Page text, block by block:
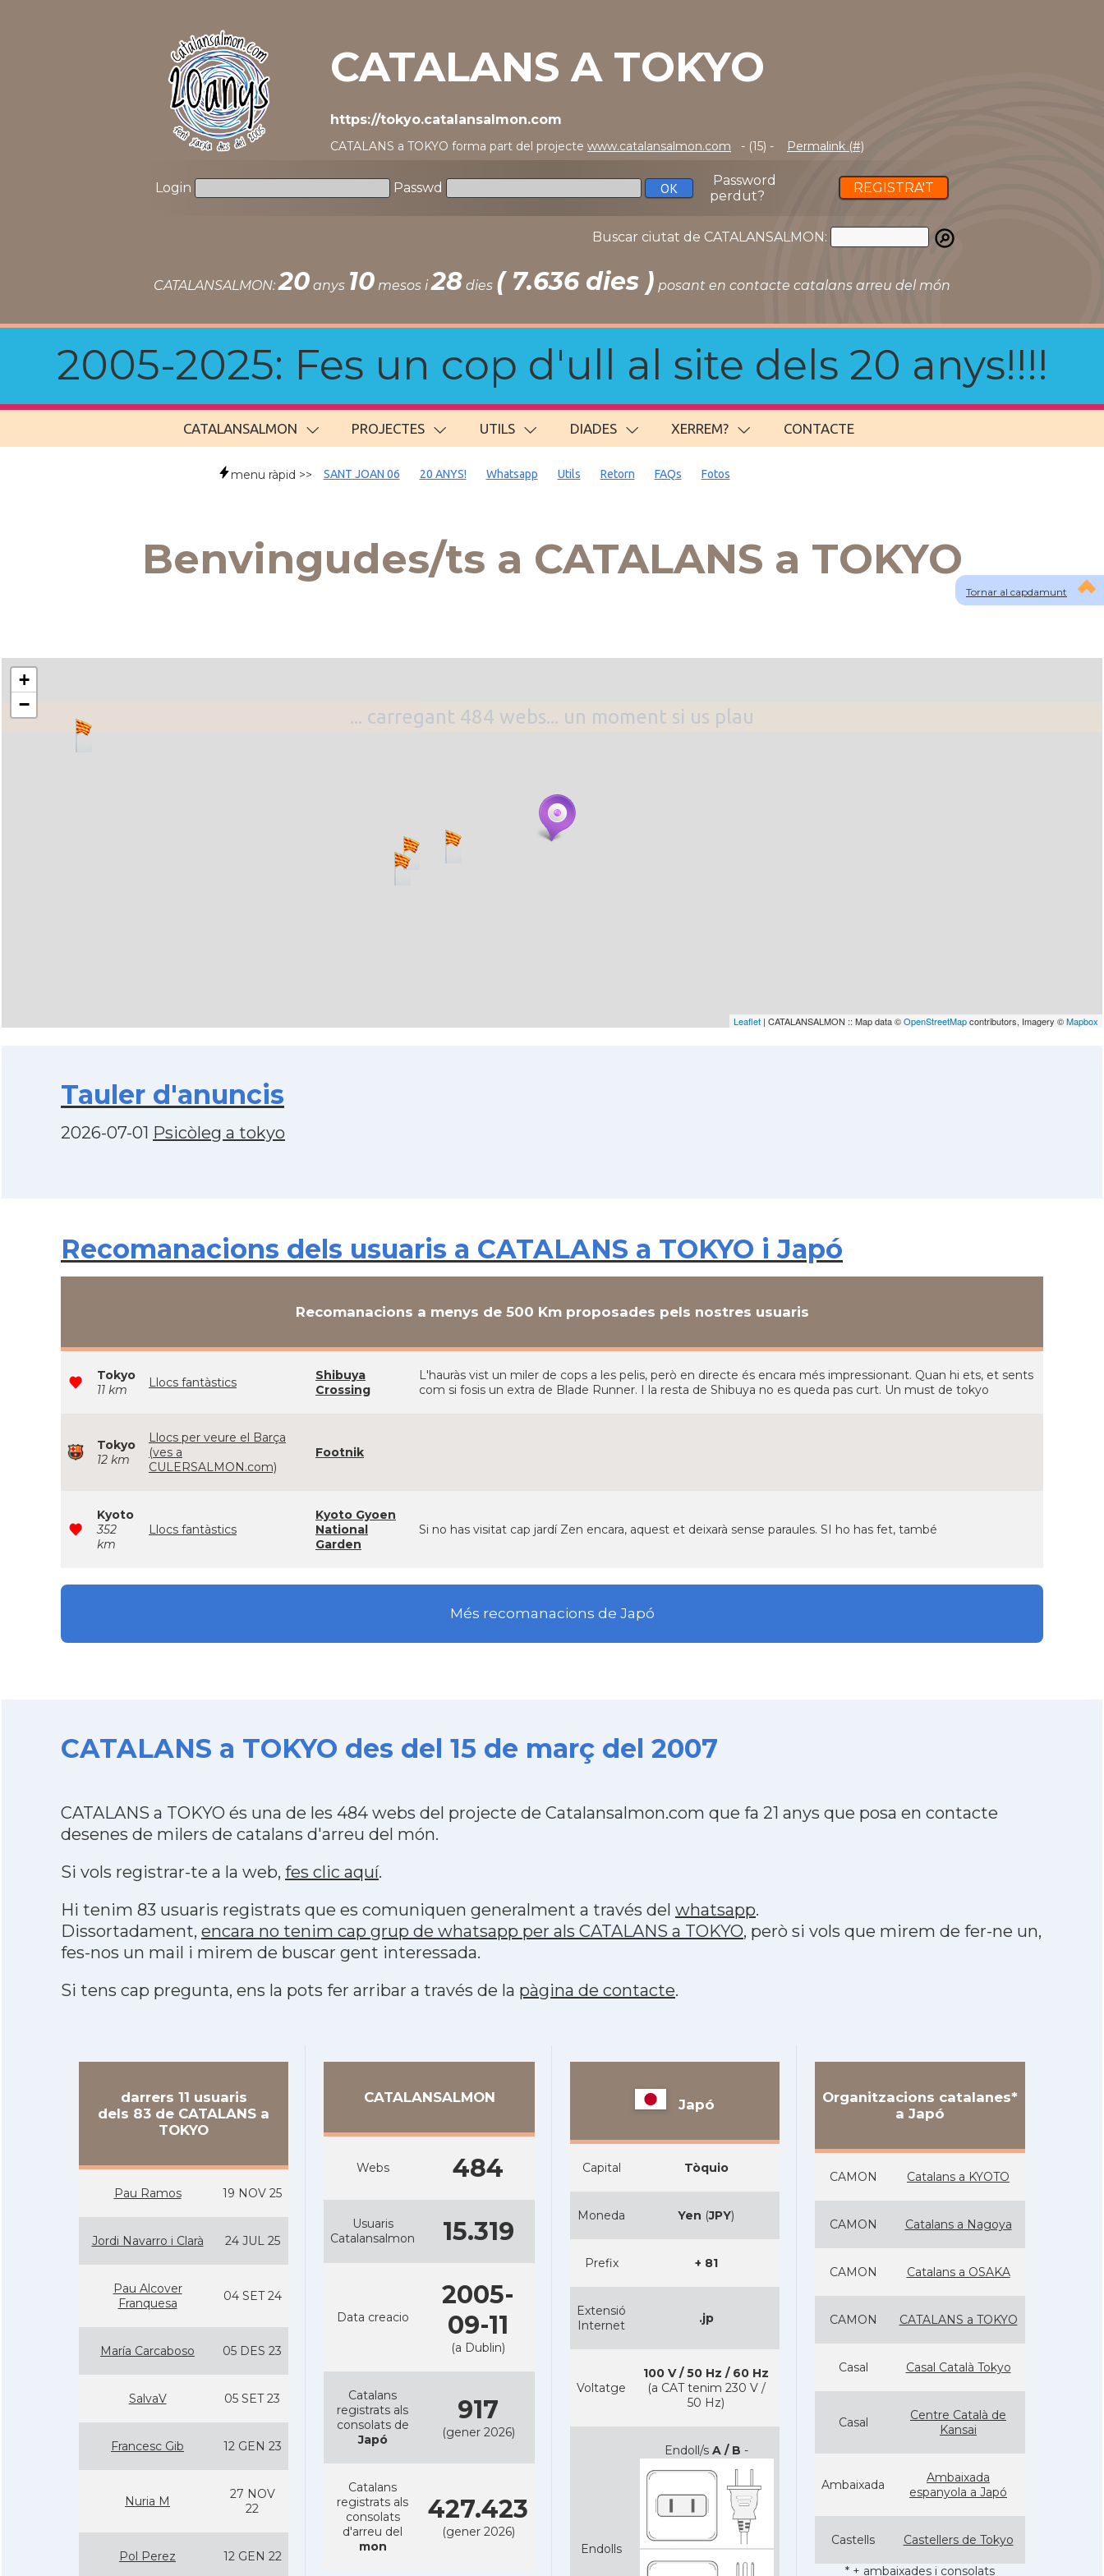
CATALANS A TOKYO
https://tokyo.catalansalmon.com
CATALANS a TOKYO forma part del projecte www.catalansalmon.com - (15) - Permalink (#)
Login Passwd
Password
perdut?
REGISTRA'T
Buscar ciutat de CATALANSALMON:
CATALANSALMON:20 anys 10 mesos i28 dies ( 7.636 dies ) posant en contacte catalans arreu del món
2005-2025: Fes un cop d'ull al site dels 20 anys!!!!
CATALANSALMON PROJECTES UTILS DIADES XERREM? CONTACTE
Tornar al capdamunt
menu ràpid >> SANT JOAN 06 20 ANYS! Whatsapp Utils Retorn FAQs Fotos
Benvingudes/ts a CATALANS a TOKYO
... carregant 484 webs... un moment si us plau
+
−
Leaflet | CATALANSALMON :: Map data ©OpenStreetMapcontributors, Imagery ©Mapbox
Tauler d'anuncis
2026-07-01 Psicòleg a tokyo
Recomanacions dels usuaris a CATALANS a TOKYO i Japó
Recomanacions a menys de 500 Km proposades pels nostres usuaris
Tokyo
11 km
Llocs fantàstics
Shibuya
Crossing
L'hauràs vist un miler de cops a les pelis, però en directe és encara més impressionant. Quan hi ets, et sents
com si fosis un extra de Blade Runner. I la resta de Shibuya no es queda pas curt. Un must de tokyo
Tokyo
12 km
Llocs per veure el Barça
(ves a
CULERSALMON.com)
Footnik
Kyoto
352
km
Llocs fantàstics
Kyoto Gyoen
National
Garden
Si no has visitat cap jardí Zen encara, aquest et deixarà sense paraules. SI ho has fet, també
Més recomanacions de Japó
CATALANS a TOKYO des del 15 de març del 2007
CATALANS a TOKYO és una de les 484 webs del projecte de Catalansalmon.com que fa 21 anys que posa en contacte
desenes de milers de catalans d'arreu del món.
Si vols registrar-te a la web, fes clic aquí.
Hi tenim 83 usuaris registrats que es comuniquen generalment a través del whatsapp.
Dissortadament, encara no tenim cap grup de whatsapp per als CATALANS a TOKYO, però si vols que mirem de fer-ne un,
fes-nos un mail i mirem de buscar gent interessada.
Si tens cap pregunta, ens la pots fer arribar a través de la pàgina de contacte.
darrers 11 usuaris
dels 83 de CATALANS a
TOKYO
Pau Ramos 19 NOV 25
Jordi Navarro i Clarà 24 JUL 25
Pau Alcover
Franquesa
04 SET 24
Marí­a Carcaboso 05 DES 23
SalvaV 05 SET 23
Francesc Gib 12 GEN 23
Nuria M
27 NOV
22
Pol Perez 12 GEN 22
CATALANSALMON
Webs 484
Usuaris
Catalansalmon
15.319
Data creacio
2005-
09-11
(a Dublin)
Catalans
registrats als
consolats de
Japó
917
(gener 2026)
Catalans
registrats als
consolats
d'arreu del
mon
427.423
(gener 2026)
Japó
Capital Tòquio
Moneda Yen (JPY)
Prefix + 81
Extensió
Internet
.jp
Voltatge
100 V / 50 Hz / 60 Hz
(a CAT tenim 230 V /
50 Hz)
Endolls
Endoll/s A / B -
Organitzacions catalanes*
a Japó
CAMON Catalans a KYOTO
CAMON Catalans a Nagoya
CAMON Catalans a OSAKA
CAMON CATALANS a TOKYO
Casal Casal Català Tokyo
Casal
Centre Català de
Kansai
Ambaixada
Ambaixada
espanyola a Japó
Castells Castellers de Tokyo
* + ambaixades i consolats